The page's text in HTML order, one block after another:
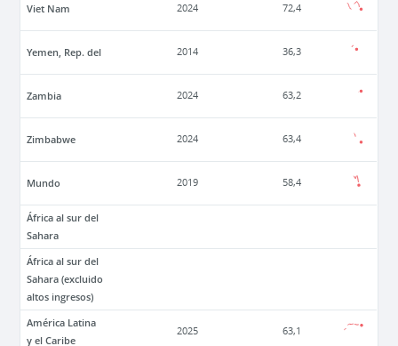
Viet Nam 2024 72,4
Yemen, Rep. del 2014 36,3
Zambia 2024 63,2
Zimbabwe 2024 63,4
Mundo 2019 58,4
África al sur del
Sahara
África al sur del
Sahara (excluido
altos ingresos)
América Latina
y el Caribe
2025 63,1